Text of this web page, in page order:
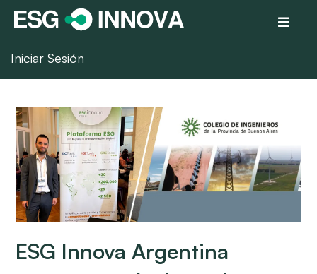
Iniciar Sesión
ESG Innova Argentina